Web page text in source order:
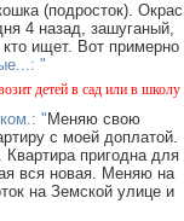
(подросток). Окрас
4 назад, зашуганый,
ищет. Вот примерно
"
детей в сад или в школу
" Меняю свою
с моей доплатой.
Квартира пригодна для
вся новая. Меняю на
на Земской улице и